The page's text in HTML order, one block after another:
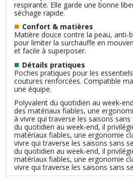
respirante. Elle garde une bonne
séchage rapide.
■ Confort & matières
Matière douce contre la peau, anti-
pour limiter la surchauffe en
et facile à superposer.
■ Détails pratiques
Poches pratiques pour les
coutures renforcées. Compatible
une équipe.
Polyvalent du quotidien au
des matériaux fiables, une
à vivre qui traverse les saisons
du quotidien au week‑end, il
matériaux fiables, une ergonomie
vivre qui traverse les saisons sans
du quotidien au week‑end, il
matériaux fiables, une ergonomie
vivre qui traverse les saisons sans